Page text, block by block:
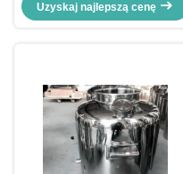
Uzyskaj najlepszą cenę